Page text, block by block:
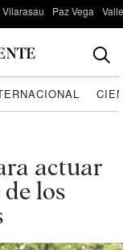
Paz Vega
actuar
los